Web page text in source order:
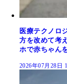
医療テクノロ
方を改めて考
ホで赤ちゃん
2026年07月28日